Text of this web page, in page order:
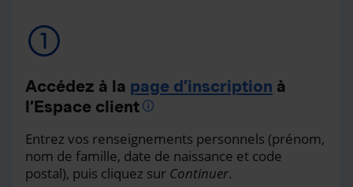
Accédez à la page d’inscription à
l’Espace client
Entrez vos renseignements personnels (prénom,
nom de famille, date de naissance et code
postal), puis cliquez sur Continuer.